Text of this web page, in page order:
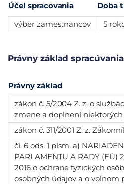
Účel spracovania
Doba
výber zamestnancov
5
Právny základ
Právny základ
zákon č. 5/2004 Z. z. o
zmene a doplnení niektorých
zákon č. 311/2001 Z. z.
čl. 6 ods. 1 písm. a)
PARLAMENTU A RADY (EÚ)
2016 o ochrane fyzických
osobných údajov a o voľnom